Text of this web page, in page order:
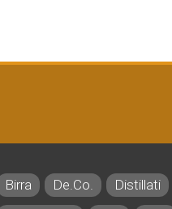
Birra De.Co.
Distillati